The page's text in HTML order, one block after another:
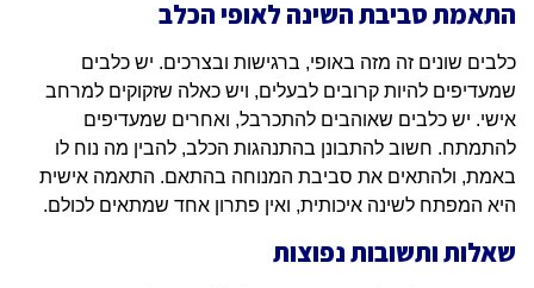
התאמת סביבת השינה לאופי הכלב
כלבים שונים זה מזה באופי, ברגישות ובצרכים. יש כלבים
שמעדיפים להיות קרובים לבעלים, ויש כאלה שזקוקים למרחב
אישי. יש כלבים שאוהבים להתכרבל, ואחרים שמעדיפים
להתמתח. חשוב להתבונן בהתנהגות הכלב, להבין מה נוח לו
באמת, ולהתאים את סביבת המנוחה בהתאם. התאמה אישית
היא המפתח לשינה איכותית, ואין פתרון אחד שמתאים לכולם.
שאלות ותשובות נפוצות